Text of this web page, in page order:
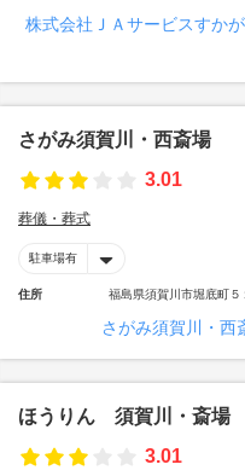
株式会社ＪＡサービスすか
さがみ須賀川・西斎場
3.01
葬儀・葬式
駐車場有
住所 福島県須賀川市堀底町５
さがみ須賀川・西
ほうりん 須賀川・斎場
3.01